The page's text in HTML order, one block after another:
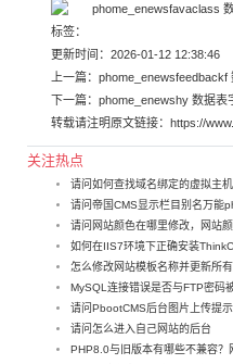
标签：
更新时间：2026-01-12 12:38:46
上一篇： phome_enewsfeedbackf
下一篇： phome_enewshy 数据表
转载请注明原文链接： https://
关注热点
请问如何查找域名绑定的虚拟主机
请问帝国CMS显示栏目别名万能
请问网站颜色在哪里修改，网站
如何在IIS7环境下正确安装
怎么修改网站模板名称并更新所有
MySQL连接错误是否与FTP密码
请问PbootCMS后台图片上传提
请问怎么进入自己网站的后台
PHP8.0与旧版本有哪些不兼容？